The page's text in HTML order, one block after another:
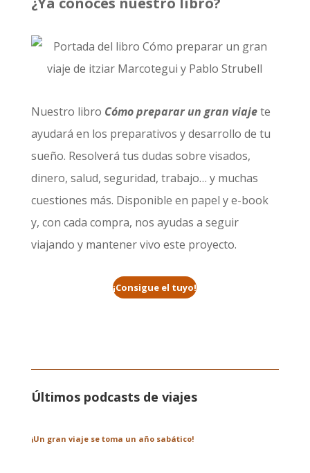
Nuestro libro Cómo preparar un gran viajete
ayudará en los preparativos y desarrollo de tu
sueño. Resolverá tus dudas sobre visados,
dinero, salud, seguridad, trabajo… y muchas
cuestiones más. Disponible en papel y e-book
y, con cada compra, nos ayudas a seguir
viajando y mantener vivo este proyecto.
¡Consigue el tuyo!
Últimos podcasts de viajes
¡Un gran viaje se toma un año sabático!